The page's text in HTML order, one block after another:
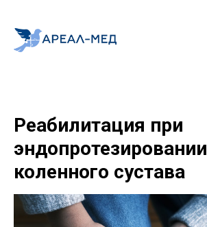
Реабилитация при
эндопротезировании
коленного сустава